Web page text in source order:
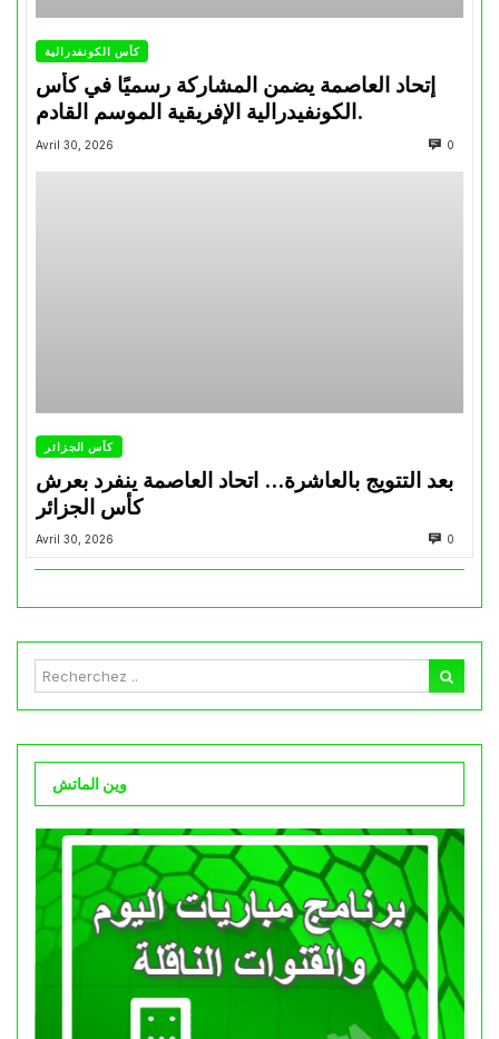
كأس الكونفدرالية
إتحاد العاصمة يضمن المشاركة رسميًا في كأس
الكونفيدرالية الإفريقية الموسم القادم.
Avril 30, 2026 0
كأس الجزائر
بعد التتويج بالعاشرة… اتحاد العاصمة ينفرد بعرش
كأس الجزائر
Avril 30, 2026 0
وين الماتش